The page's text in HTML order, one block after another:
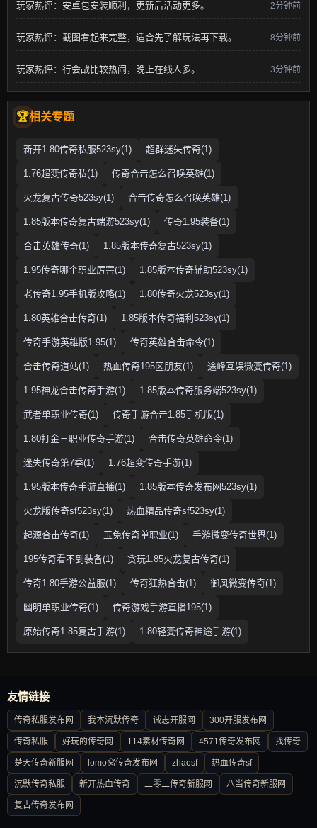
玩家热评：安卓包安装顺利，更新后活动更多。 2分钟前
玩家热评：截图看起来完整，适合先了解玩法再下载。 8分钟前
玩家热评：行会战比较热闹，晚上在线人多。 3分钟前
相关专题
新开1.80传奇私服523sy(1) 超群迷失传奇(1)
1.76超变传奇私(1) 传奇合击怎么召唤英雄(1)
火龙复古传奇523sy(1) 合击传奇怎么召唤英雄(1)
1.85版本传奇复古端游523sy(1) 传奇1.95装备(1)
合击英雄传奇(1) 1.85版本传奇复古523sy(1)
1.95传奇哪个职业厉害(1) 1.85版本传奇辅助523sy(1)
老传奇1.95手机版攻略(1) 1.80传奇火龙523sy(1)
1.80英雄合击传奇(1) 1.85版本传奇福利523sy(1)
传奇手游英雄版1.95(1) 传奇英雄合击命令(1)
合击传奇道站(1) 热血传奇195区朋友(1) 途峰互娱微变传奇(1)
1.95神龙合击传奇手游(1) 1.85版本传奇服务端523sy(1)
武者单职业传奇(1) 传奇手游合击1.85手机版(1)
1.80打金三职业传奇手游(1) 合击传奇英雄命令(1)
迷失传奇第7季(1) 1.76超变传奇手游(1)
1.95版本传奇手游直播(1) 1.85版本传奇发布网523sy(1)
火龙版传奇sf523sy(1) 热血精品传奇sf523sy(1)
起源合击传奇(1) 玉兔传奇单职业(1) 手游微变传奇世界(1)
195传奇看不到装备(1) 贪玩1.85火龙复古传奇(1)
传奇1.80手游公益服(1) 传奇狂热合击(1) 御风微变传奇(1)
幽明单职业传奇(1) 传奇游戏手游直播195(1)
原始传奇1.85复古手游(1) 1.80轻变传奇神途手游(1)
友情链接
传奇私服发布网 我本沉默传奇 诚志开服网 300开服发布网
传奇私服 好玩的传奇网 114素材传奇网 4571传奇发布网 找传奇
楚天传奇新服网 lomo窝传奇发布网 zhaosf 热血传奇sf
沉默传奇私服 新开热血传奇 二零二传奇新服网 八当传奇新服网
复古传奇发布网